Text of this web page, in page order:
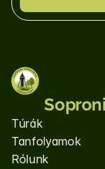
Túrák
Tanfolyamok
Rólunk